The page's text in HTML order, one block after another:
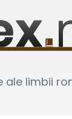
ale limbii